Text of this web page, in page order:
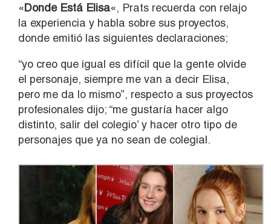
«Donde Está Elisa«, Prats recuerda con relajo
la experiencia y habla sobre sus proyectos,
donde emitió las siguientes declaraciones;
“yo creo que igual es difícil que la gente olvide
el personaje, siempre me van a decir Elisa,
pero me da lo mismo”, respecto a sus proyectos
profesionales dijo; “me gustaría hacer algo
distinto, salir del colegio’ y hacer otro tipo de
personajes que ya no sean de colegial.